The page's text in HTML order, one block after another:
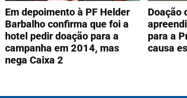
Em depoimento à PF Helder
Barbalho confirma que foi a
hotel pedir doação para a
campanha em 2014, mas
nega Caixa 2
Doação
para a
causa